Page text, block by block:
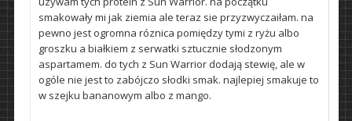
smakowały mi jak ziemia ale teraz sie przyzwyczaiłam. na
pewno jest ogromna róznica pomiędzy tymi z ryżu albo
groszku a białkiem z serwatki sztucznie słodzonym
aspartamem. do tych z Sun Warrior dodają stewię, ale w
ogóle nie jest to zabójczo słodki smak. najlepiej smakuje to
w szejku bananowym albo z mango.